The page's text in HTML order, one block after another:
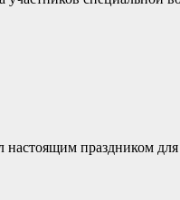
праздником